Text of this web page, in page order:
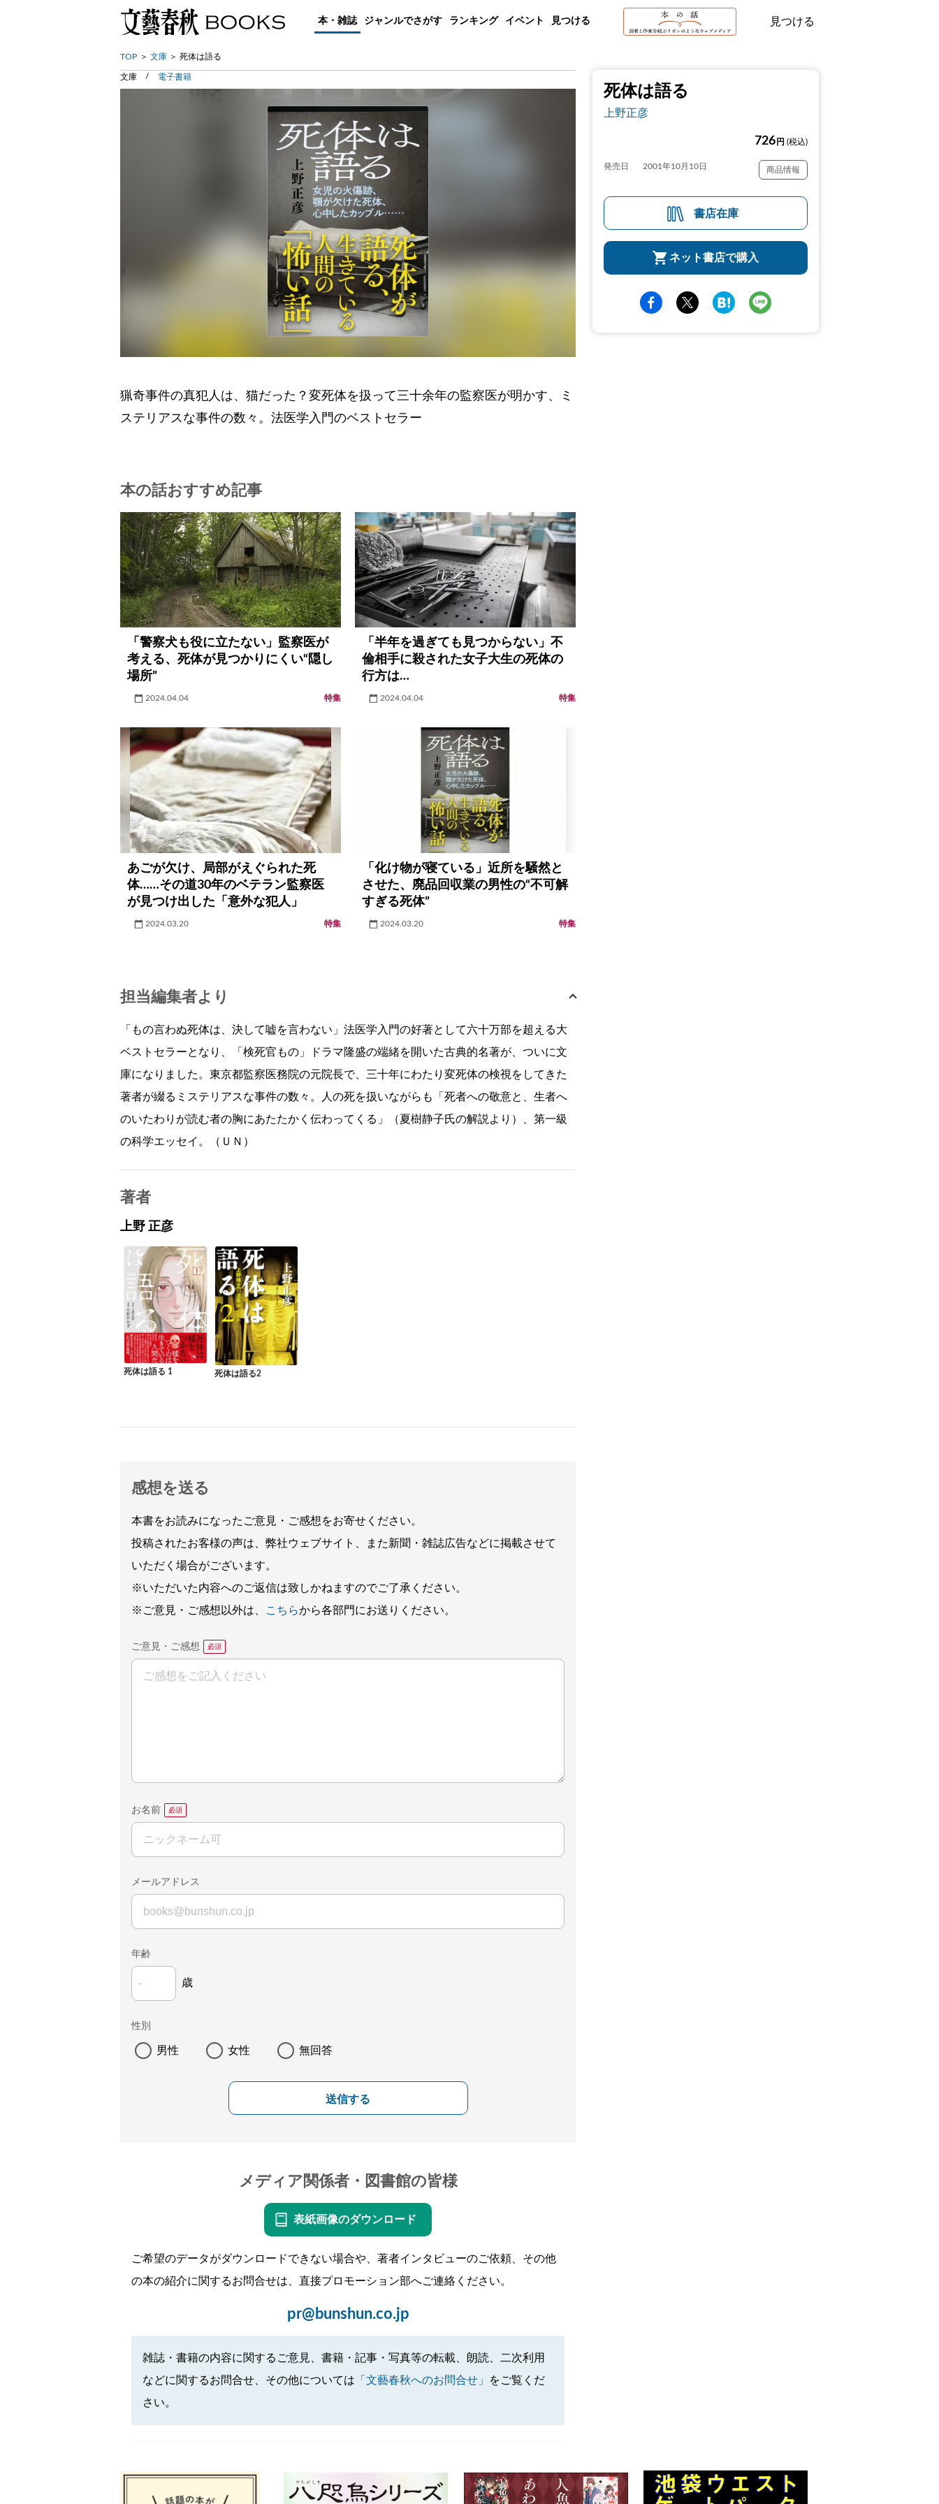
本・雑誌 ジャンルでさがす ランキング イベント 見つける 見つける
TOP 文庫 死体は語る
死体は語る
上野正彦
726 円 (税込)
発売日 2001年10月10日 商品情報
書店在庫
ネット書店で購入
文庫 電子書籍
猟奇事件の真犯人は、猫だった？変死体を扱って三十余年の監察医が明かす、ミ
ステリアスな事件の数々。法医学入門のベストセラー
本の話おすすめ記事
「警察犬も役に立たない」監察医が
考える、死体が見つかりにくい“隠し
場所”
2024.04.04 特集
「半年を過ぎても見つからない」不
倫相手に殺された女子大生の死体の
行方は…
2024.04.04 特集
あごが欠け、局部がえぐられた死
体……その道30年のベテラン監察医
が見つけ出した「意外な犯人」
2024.03.20 特集
「化け物が寝ている」近所を騒然と
させた、廃品回収業の男性の“不可解
すぎる死体”
2024.03.20 特集
担当編集者より
「もの言わぬ死体は、決して嘘を言わない」法医学入門の好著として六十万部を超える大
ベストセラーとなり、「検死官もの」ドラマ隆盛の端緒を開いた古典的名著が、ついに文
庫になりました。東京都監察医務院の元院長で、三十年にわたり変死体の検視をしてきた
著者が綴るミステリアスな事件の数々。人の死を扱いながらも「死者への敬意と、生者へ
のいたわりが読む者の胸にあたたかく伝わってくる」（夏樹静子氏の解説より）、第一級
の科学エッセイ。（ＵＮ）
著者
上野 正彦
死体は語る 1 死体は語る2
感想を送る
本書をお読みになったご意見・ご感想をお寄せください。
投稿されたお客様の声は、弊社ウェブサイト、また新聞・雑誌広告などに掲載させて
いただく場合がございます。
※いただいた内容へのご返信は致しかねますのでご了承ください。
※ご意見・ご感想以外は、
こちらから各部門にお送りください。
ご意見・ご感想
お名前
メールアドレス
年齢
歳
性別
男性 女性 無回答
送信する
メディア関係者・図書館の皆様
表紙画像のダウンロード
ご希望のデータがダウンロードできない場合や、著者インタビューのご依頼、その他
の本の紹介に関するお問合せは、直接プロモーション部へご連絡ください。
pr@bunshun.co.jp
雑誌・書籍の内容に関するご意見、書籍・記事・写真等の転載、朗読、二次利用
などに関するお問合せ、その他については 「文藝春秋へのお問合せ」
をご覧くだ
さい。